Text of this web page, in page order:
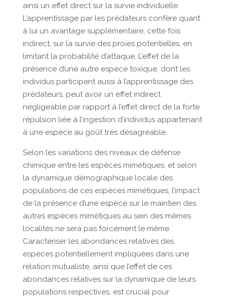
ainsi un effet direct sur la survie individuelle.
L’apprentissage par les prédateurs confère quant
à lui un avantage supplémentaire, cette fois
indirect, sur la survie des proies potentielles, en
limitant la probabilité d’attaque. L’effet de la
présence d’une autre espèce toxique, dont les
individus participent aussi à l’apprentissage des
prédateurs, peut avoir un effet indirect
négligeable par rapport à l’effet direct de la forte
répulsion liée à l’ingestion d’individus appartenant
à une espèce au goût très désagréable.
Selon les variations des niveaux de défense
chimique entre les espèces mimétiques, et selon
la dynamique démographique locale des
populations de ces espèces mimétiques, l’impact
de la présence d’une espèce sur le maintien des
autres espèces mimétiques au sein des mêmes
localités ne sera pas forcément le même.
Caractériser les abondances relatives des
espèces potentiellement impliquées dans une
relation mutualiste, ainsi que l’effet de ces
abondances relatives sur la dynamique de leurs
populations respectives, est crucial pour